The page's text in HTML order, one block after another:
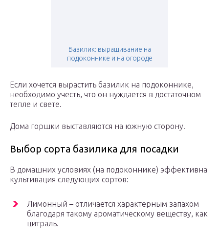
Базилик: выращивание на
подоконнике и на огороде
Если хочется вырастить базилик на подоконнике,
необходимо учесть, что он нуждается в достаточном
тепле и свете.
Дома горшки выставляются на южную сторону.
Выбор сорта базилика для посадки
В домашних условиях (на подоконнике) эффективна
культивация следующих сортов:
Лимонный – отличается характерным запахом
благодаря такому ароматическому веществу, как
цитраль.